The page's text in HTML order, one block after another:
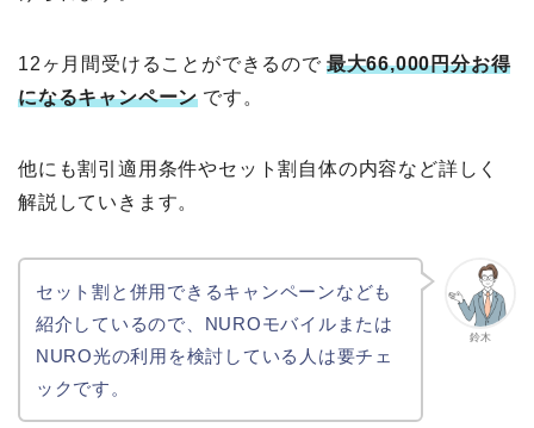
12ヶ月間受けることができるので 最大66,000円分お得
になるキャンペーン です。
他にも割引適用条件やセット割自体の内容など詳しく
解説していきます。
鈴木
セット割と併用できるキャンペーンなども
紹介しているので、NUROモバイルまたは
NURO光の利用を検討している人は要チェ
ックです。